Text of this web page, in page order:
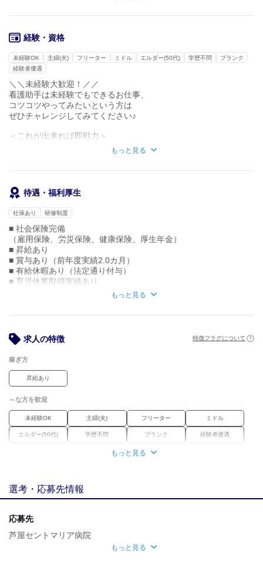
Q.働いてみてうれしかったことは？
看護師と連携して
患者さんから
「ありがとうね～」
と感謝の言葉を言っていただく機会があり、
そういう時はやっぱりうれしいです。
寝たきりの方への
体位交換と身体拭き
・ 移動と着脱衣
サポートを入れた
移動や着替え介助
◇最初はやっぱり不安ですよね？
でも、看護部長・師長は
・未経験だけど病院で働いてみたい
・コツコツスキルを身に着けていきたい
一緒に少しづつ慣れていきましょう♪
◇スポットバイトルでの体験応募も
歓迎中ですので、
一回試しに働いてみるもOK！
経験・資格
未経験OK 主婦(夫) フリーター ミドル エルダー(50代) 学歴不問
ブランク
経験者優遇
＼＼未経験大歓迎！／／
看護助手は未経験でもできるお仕事、
コツコツやってみたいという方は
ぜひチャレンジしてみてください♪
＜これが出来れば即戦力＞
◆看護助手として勤務経験のある方
◆介護施設での実務経験がある方
【こんな方が活躍中】
◇人に寄り添う気持ちを大切にできる方
◇新しい方法を柔軟に取り入れ向上心が高い方
◇チームワークを重んじ、協力的に働ける方
もっと見る
待遇・福利厚生
社保あり 研修制度
■ 社会保険完備
（雇用保険、労災保険、健康保険、厚生年金）
■ 昇給あり
■ 賞与あり（前年度実績2.0カ月）
■ 有給休暇あり（法定通り付与）
■ 育児休業取得実績あり
応募（電話orWEB）
↓
- 日程を調整しましょう♪
↓
面接1回
- 持ち物：
履歴書(写真貼付）/職務経歴書/あれば資格証
（適性検査の実施の可能性あり）
↓
合否連絡
もっと見る
求人の特徴 特徴フラグについて
稼ぎ方
昇給あり
～な方を歓迎
未経験OK 主婦(夫) フリーター ミドル
エルダー(50代) 学歴不問 ブランク 経験者優遇
魅力的な待遇
交通費有
もっと見る
選考・応募先情報
応募先
芦屋セントマリア病院
もっと見る